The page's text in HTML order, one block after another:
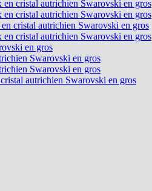
cristal autrichien Swarovski en gros
cristal autrichien Swarovski en gros
cristal autrichien Swarovski en gros
cristal autrichien Swarovski en gros
en gros
Swarovski en gros
Swarovski en gros
autrichien Swarovski en gros